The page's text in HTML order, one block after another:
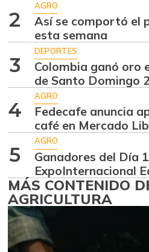
2
AGRO
Así se comportó el
esta semana
3
DEPORTES
Colombia ganó oro
de Santo Domingo
4
AGRO
Fedecafe anuncia
café en Mercado
5
AGRO
Ganadores del Día
ExpoInternacional
MÁS CONTENIDO
AGRICULTURA